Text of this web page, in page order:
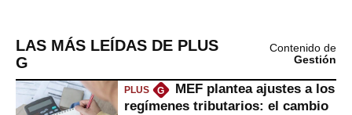
LAS MÁS LEÍDAS DE PLUS
G
Contenido de
Gestión
PLUS G
MEF plantea ajustes a los
regímenes tributarios: el cambio